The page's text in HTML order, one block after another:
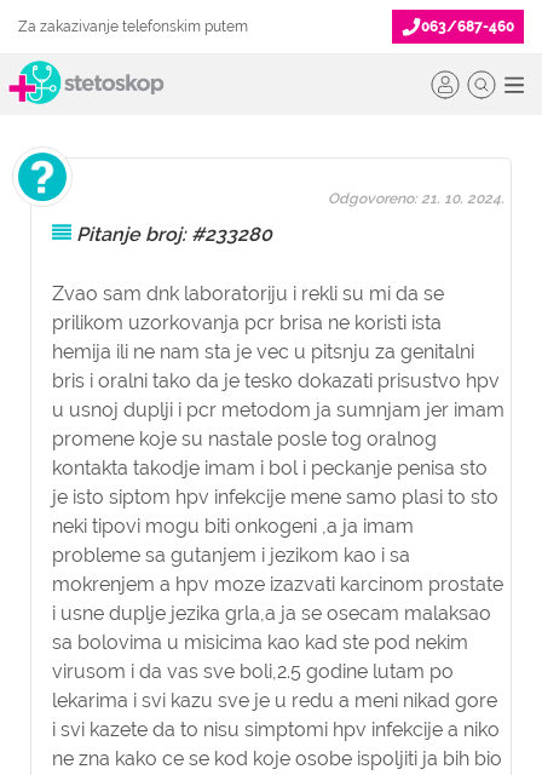
Za zakazivanje telefonskim putem 063/687-460
Pitanje broj: #233280
Zvao sam dnk laboratoriju i rekli su mi da se
prilikom uzorkovanja pcr brisa ne koristi ista
hemija ili ne nam sta je vec u pitsnju za genitalni
bris i oralni tako da je tesko dokazati prisustvo hpv
u usnoj duplji i pcr metodom ja sumnjam jer imam
promene koje su nastale posle tog oralnog
kontakta takodje imam i bol i peckanje penisa sto
je isto siptom hpv infekcije mene samo plasi to sto
neki tipovi mogu biti onkogeni ,a ja imam
probleme sa gutanjem i jezikom kao i sa
mokrenjem a hpv moze izazvati karcinom prostate
i usne duplje jezika grla,a ja se osecam malaksao
sa bolovima u misicima kao kad ste pod nekim
virusom i da vas sve boli,2.5 godine lutam po
lekarima i svi kazu sve je u redu a meni nikad gore
i svi kazete da to nisu simptomi hpv infekcije a niko
ne zna kako ce se kod koje osobe ispoljiti ja bih bio
Odgovoreno: 21. 10. 2024.